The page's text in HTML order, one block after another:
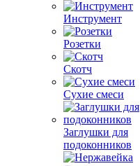
Инструмент
Розетки
Скотч
Сухие смеси
Заглушки для
подоконников